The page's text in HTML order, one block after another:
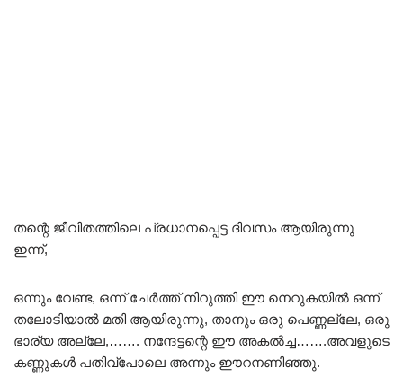
തന്റെ ജീവിതത്തിലെ പ്രധാനപ്പെട്ട ദിവസം ആയിരുന്നു
ഇന്ന്,
ഒന്നും വേണ്ട, ഒന്ന് ചേർത്ത് നിറുത്തി ഈ നെറുകയിൽ ഒന്ന്
തലോടിയാൽ മതി ആയിരുന്നു, താനും ഒരു പെണ്ണല്ലേ, ഒരു
ഭാര്യ അല്ലേ,……. നന്ദേട്ടന്റെ ഈ അകൽച്ച…….അവളുടെ
കണ്ണുകൾ പതിവ്പോലെ അന്നും ഈറനണിഞ്ഞു.